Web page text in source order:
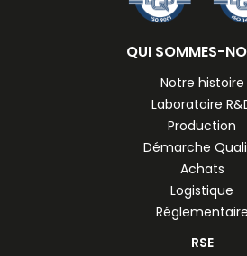
QUI SOMMES-
Notre histoire
Laboratoire
Production
Démarche
Achats
Logistique
Réglementaire
RSE